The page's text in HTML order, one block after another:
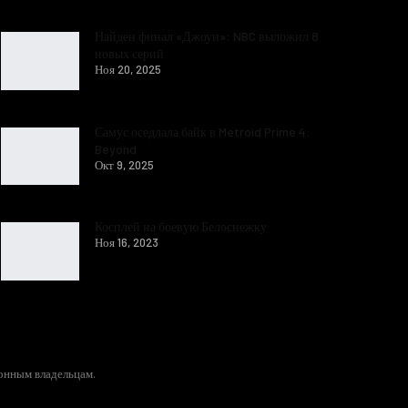
Ноя 20, 2025
Окт 9, 2025
Ноя 16, 2023
владельцам.